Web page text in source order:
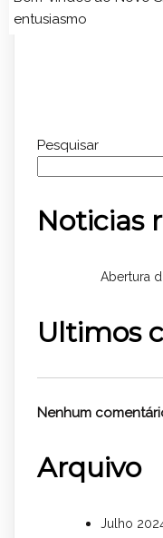
entusiasmo
Pesquisar
Noticias
Abertura
Ultimos
Nenhum
Arquivo
Julho